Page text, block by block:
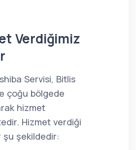
Verdiğimiz
Servisi, Bitlis
çoğu bölgede
hizmet
Hizmet verdiği
şu şekildedir: